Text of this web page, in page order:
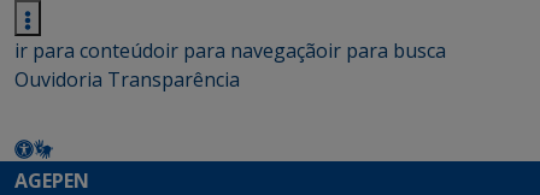
ir para conteúdoir para navegaçãoir para busca
Ouvidoria Transparência
AGEPEN